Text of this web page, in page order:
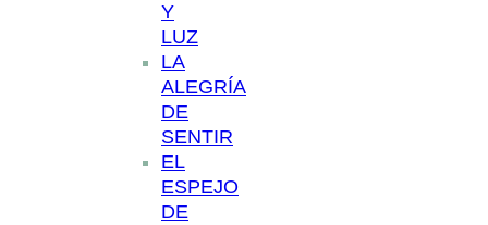
Y
LUZ
LA
ALEGRÍA
DE
SENTIR
EL
ESPEJO
DE